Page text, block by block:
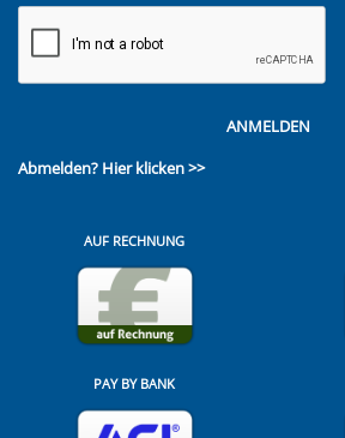
ANMELDEN
Abmelden? Hier klicken >>
AUF RECHNUNG
PAY BY BANK